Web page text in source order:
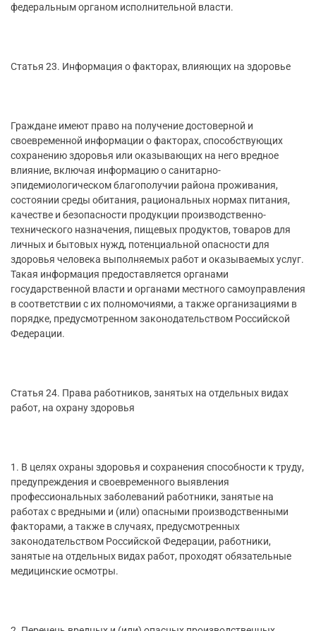
федеральным органом исполнительной власти.
Статья 23. Информация о факторах, влияющих на здоровье
Граждане имеют право на получение достоверной и
своевременной информации о факторах, способствующих
сохранению здоровья или оказывающих на него вредное
влияние, включая информацию о санитарно-
эпидемиологическом благополучии района проживания,
состоянии среды обитания, рациональных нормах питания,
качестве и безопасности продукции производственно-
технического назначения, пищевых продуктов, товаров для
личных и бытовых нужд, потенциальной опасности для
здоровья человека выполняемых работ и оказываемых услуг.
Такая информация предоставляется органами
государственной власти и органами местного самоуправления
в соответствии с их полномочиями, а также организациями в
порядке, предусмотренном законодательством Российской
Федерации.
Статья 24. Права работников, занятых на отдельных видах
работ, на охрану здоровья
1. В целях охраны здоровья и сохранения способности к труду,
предупреждения и своевременного выявления
профессиональных заболеваний работники, занятые на
работах с вредными и (или) опасными производственными
факторами, а также в случаях, предусмотренных
законодательством Российской Федерации, работники,
занятые на отдельных видах работ, проходят обязательные
медицинские осмотры.